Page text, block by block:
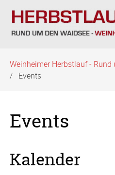
überspringen
Weinheimer Herbstlauf - Rund
Events
Events
Kalender